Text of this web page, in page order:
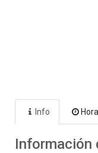
Info
Información